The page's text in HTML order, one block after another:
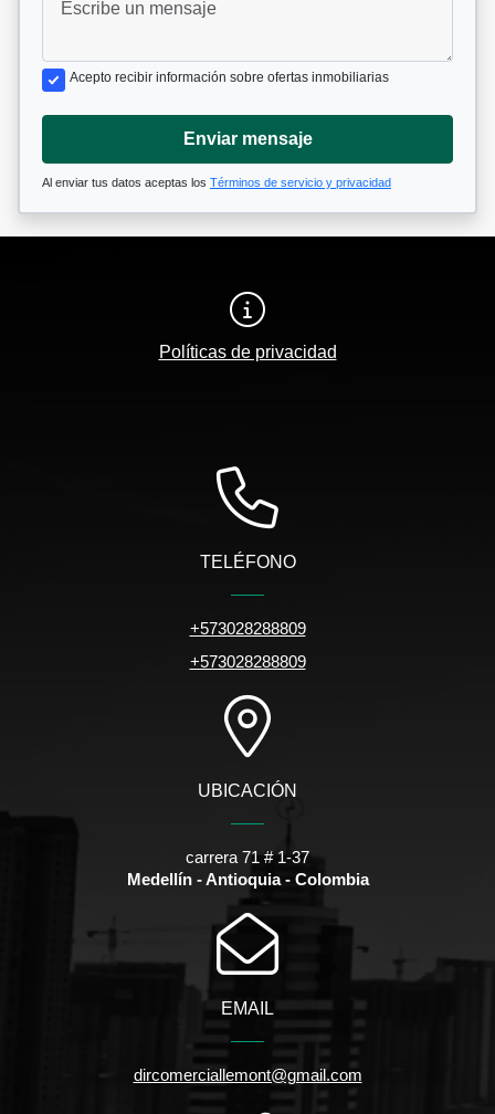
Acepto recibir información sobre ofertas inmobiliarias
Enviar mensaje
Al enviar tus datos aceptas los Términos de servicio y privacidad
Políticas de privacidad
TELÉFONO
+573028288809
+573028288809
UBICACIÓN
carrera 71 # 1-37
Medellín - Antioquia - Colombia
EMAIL
dircomerciallemont@gmail.com